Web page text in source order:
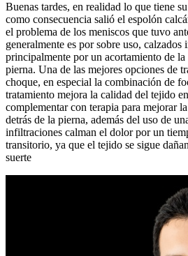
Buenas tardes, en realidad lo que tiene
como consecuencia salió el espolón
el problema de los meniscos que tuvo
generalmente es por sobre uso, calzados
principalmente por un acortamiento de la
pierna. Una de las mejores opciones de
choque, en especial la combinación de
tratamiento mejora la calidad del tejido
complementar con terapia para mejorar
detrás de la pierna, además del uso de
infiltraciones calman el dolor por un
transitorio, ya que el tejido se sigue
suerte